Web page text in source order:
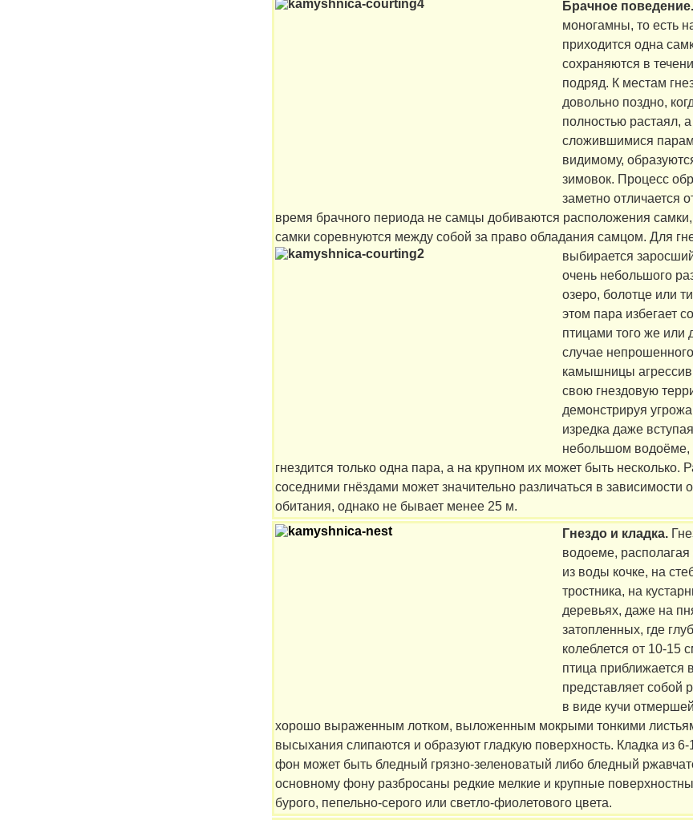
Брачное поведение.
моногамны, то есть
приходится одна
сохраняются в
подряд. К местам
довольно поздно,
полностью растаял,
сложившимися
видимому,
зимовок. Процесс
заметно отличается
время брачного периода не самцы добиваются расположения
самки соревнуются между собой за право обладания самцом. Для
выбирается
очень небольшого
озеро, болотце или
этом пара избегает
птицами того же или
случае непрошенного
камышницы
свою гнездовую
демонстрируя
изредка даже
небольшом водоёме,
гнездится только одна пара, а на крупном их может быть несколько.
соседними гнёздами может значительно различаться в зависимости
обитания, однако не бывает менее 25 м.
Гнездо и кладка.
водоеме,
из воды кочке, на
тростника, на
деревьях, даже на
затопленных, где
колеблется от 10-15
птица приближается
представляет собой
в виде кучи
хорошо выраженным лотком, выложенным мокрыми тонкими
высыхания слипаются и образуют гладкую поверхность. Кладка из
фон может быть бледный грязно-зеленоватый либо бледный
основному фону разбросаны редкие мелкие и крупные
бурого, пепельно-серого или светло-фиолетового цвета.